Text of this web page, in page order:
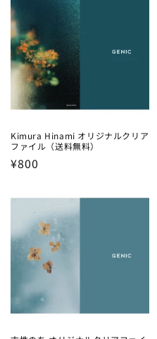
Kimura Hinami オリジナルクリア
ファイル（送料無料）
Regular
¥800